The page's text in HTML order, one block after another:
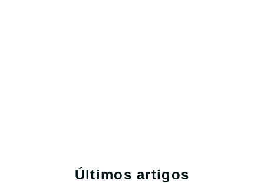
Últimos artigos